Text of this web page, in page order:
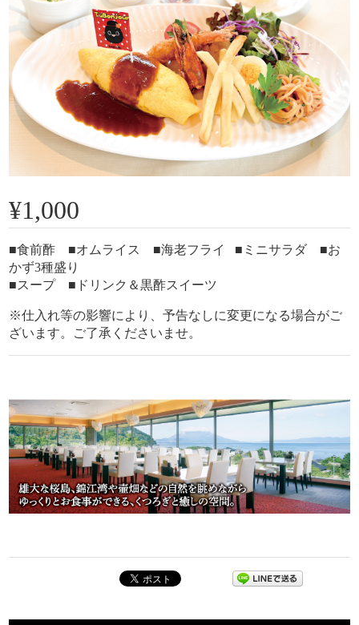
¥1,000
■食前酢 ■オムライス ■海老フライ ■ミニサラダ ■お
かず3種盛り
■スープ ■ドリンク＆黒酢スイーツ
※仕入れ等の影響により、予告なしに変更になる場合がご
ざいます。ご了承くださいませ。